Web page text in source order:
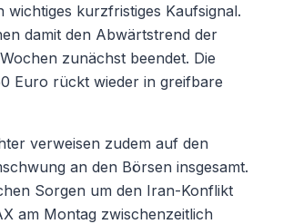
wichtiges kurzfristiges Kaufsignal.
damit den Abwärtstrend der
zunächst beendet. Die
Euro rückt wieder in greifbare
verweisen zudem auf den
an den Börsen insgesamt.
Sorgen um den Iran-Konflikt
am Montag zwischenzeitlich